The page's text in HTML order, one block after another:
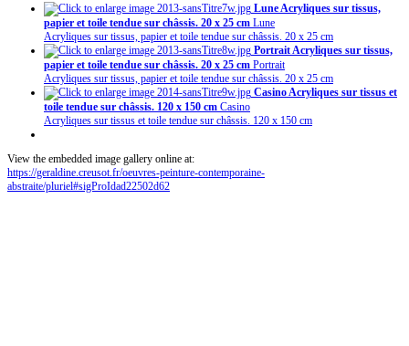
Lune Acryliques sur tissus,
papier et toile tendue sur châssis. 20 x 25 cm Lune
Acryliques sur tissus, papier et toile tendue sur châssis. 20 x 25 cm
Portrait Acryliques sur tissus,
papier et toile tendue sur châssis. 20 x 25 cm Portrait
Acryliques sur tissus, papier et toile tendue sur châssis. 20 x 25 cm
Casino Acryliques sur tissus et
toile tendue sur châssis. 120 x 150 cm Casino
Acryliques sur tissus et toile tendue sur châssis. 120 x 150 cm
View the embedded image gallery online at:
https://geraldine.creusot.fr/oeuvres-peinture-contemporaine-
abstraite/pluriel#sigProIdad22502d62